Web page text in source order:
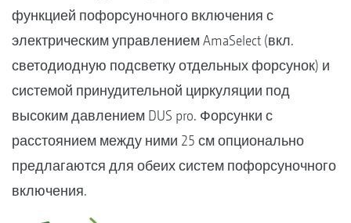
функцией пофорсуночного включения с
электрическим управлением AmaSelect (вкл.
светодиодную подсветку отдельных форсунок) и
системой принудительной циркуляции под
высоким давлением DUS pro. Форсунки с
расстоянием между ними 25 см опционально
предлагаются для обеих систем пофорсуночного
включения.